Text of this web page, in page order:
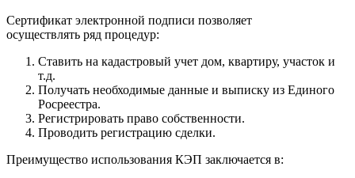
Сертификат электронной подписи позволяет
осуществлять ряд процедур:
Ставить на кадастровый учет дом, квартиру, участок и
т.д.
Получать необходимые данные и выписку из Единого
Росреестра.
Регистрировать право собственности.
Проводить регистрацию сделки.
Преимущество использования КЭП заключается в: